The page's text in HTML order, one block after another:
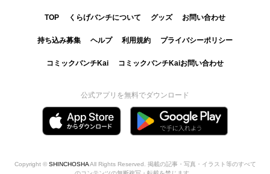
TOP くらげバンチについて グッズ お問い合わせ
持ち込み募集 ヘルプ 利用規約 プライバシーポリシー
コミックバンチKai コミックバンチKaiお問い合わせ
公式アプリを無料でダウンロード
Copyright © SHINCHOSHAAll Rights Reserved. 掲載の記事・写真・イラスト等のすべて